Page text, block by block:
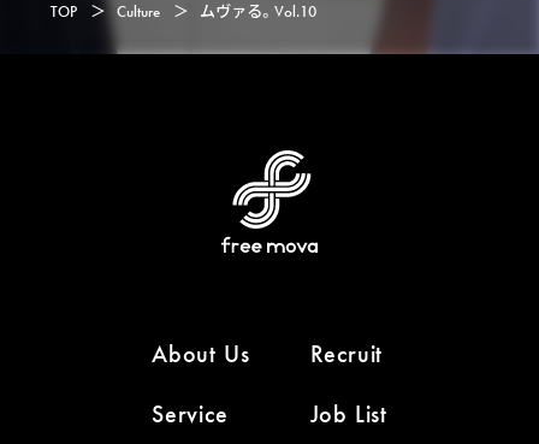
TOP ＞ Culture ＞ ムヴァる。Vol.10
About Us
Service
Recruit
Job List